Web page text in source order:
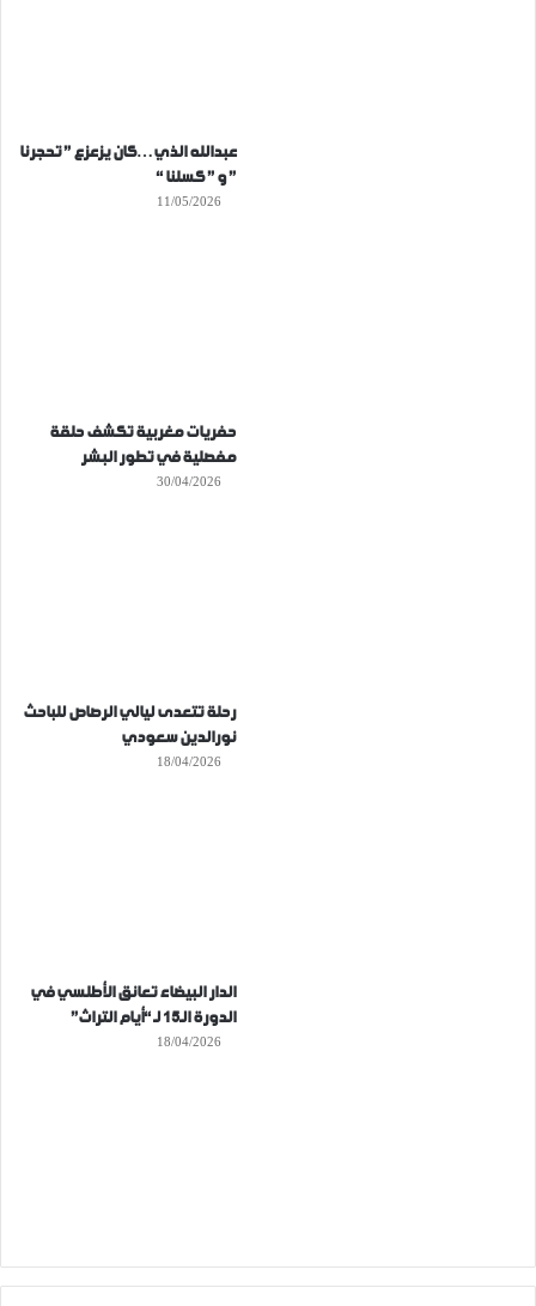
عبدالله الذي…كان يزعزع ” تحجرنا
” و ” كسلنا “
11/05/2026
حفريات مغربية تكشف حلقة
مفصلية في تطور البشر
30/04/2026
رحلة تتعدى ليالي الرصاص للباحث
نورالدين سعودي
18/04/2026
الدار البيضاء تعانق الأطلسي في
الدورة الـ15 لـ “أيام التراث”
18/04/2026